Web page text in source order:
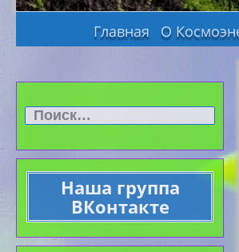
Главная О
Наша группа
ВКонтакте